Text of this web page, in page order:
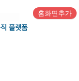
홈화면추가